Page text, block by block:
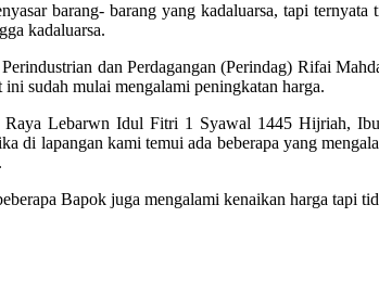
barang- barang yang kadaluarsa, tapi
kadaluarsa.
dan Perdagangan (Perindag) Rifai
sudah mulai mengalami peningkatan harga.
Lebarwn Idul Fitri 1 Syawal 1445 Hijriah,
di lapangan kami temui ada beberapa yang
Bapok juga mengalami kenaikan harga